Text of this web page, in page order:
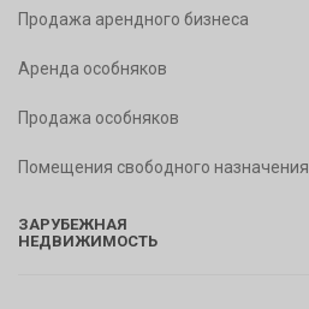
Продажа арендного бизнеса
Аренда особняков
Продажа особняков
Помещения свободного назначения
ЗАРУБЕЖНАЯ
НЕДВИЖИМОСТЬ